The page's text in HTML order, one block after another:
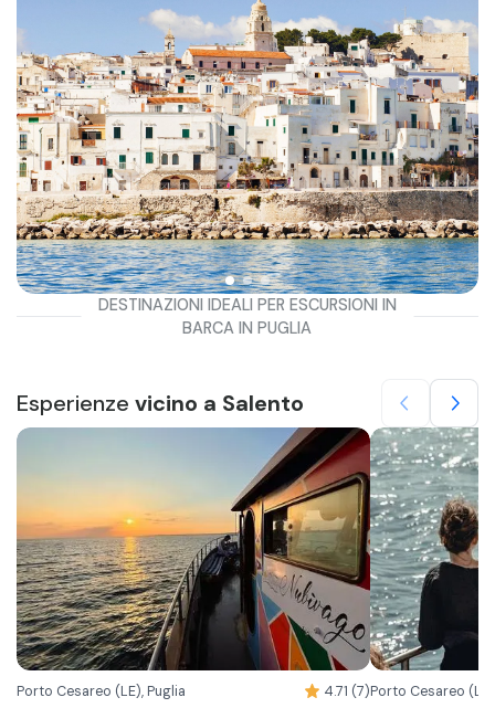
DESTINAZIONI IDEALI PER ESCURSIONI IN
BARCA IN PUGLIA
Esperienze vicino a Salento
Porto Cesareo (LE), Puglia 4.71 (7)Porto Cesareo